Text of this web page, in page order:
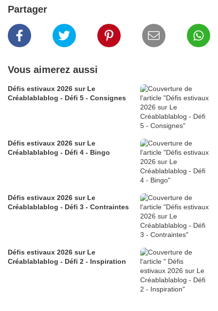
Partager
Vous aimerez aussi
Défis estivaux 2026 sur Le
Créablablablog - Défi 5 - Consignes
Défis estivaux 2026 sur Le
Créablablablog - Défi 4 - Bingo
Défis estivaux 2026 sur Le
Créablablablog - Défi 3 - Contraintes
Défis estivaux 2026 sur Le
Créablablablog - Défi 2 - Inspiration